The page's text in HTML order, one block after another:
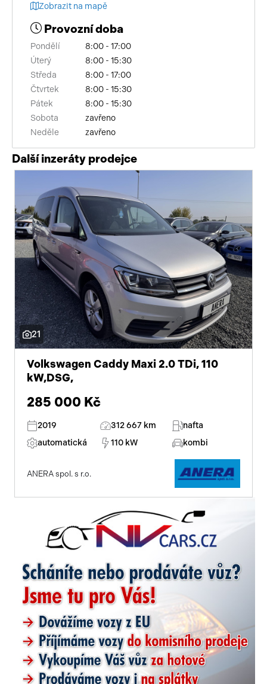
Zobrazit na mapě
Provozní doba
Pondělí
8:00 - 17:00
Úterý
8:00 - 15:30
Středa
8:00 - 17:00
Čtvrtek
8:00 - 15:30
Pátek
8:00 - 15:30
Sobota
zavřeno
Neděle
zavřeno
Další inzeráty prodejce
21
Volkswagen Caddy Maxi 2.0 TDi, 110
kW,DSG,
285 000 Kč
2019 312 667 km
nafta
automatická
110 kW kombi
ANERA spol. s r.o.